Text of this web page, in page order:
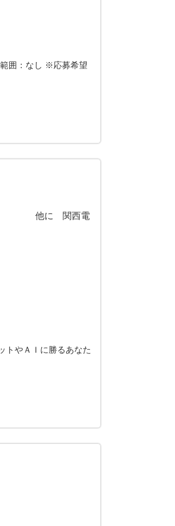
囲：なし ※応募希望
所 他に 関西電
トやＡＩに勝るあなた